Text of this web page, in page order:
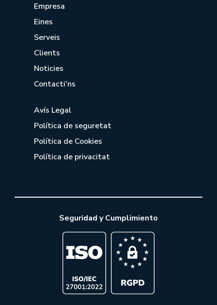
Empresa
Eines
Serveis
Clients
Noticies
Contacti’ns
Avís Legal
Política de seguretat
Política de Cookies
Política de privacitat
Seguridad y Cumplimiento